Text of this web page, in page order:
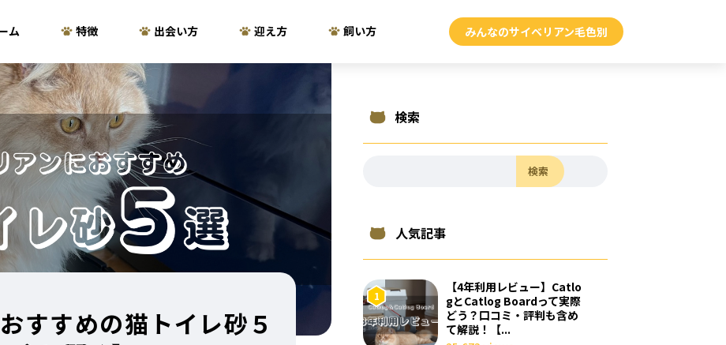
ム 特徴 出会い方 迎え方 飼い方 みんなのサイベリアン毛色別
すすめの猫トイレ砂５
検索
検索
人気記事
【4年利用レビュー】Catlo
gとCatlog Boardって実際
どう？口コミ・評判も含め
て解説！【...